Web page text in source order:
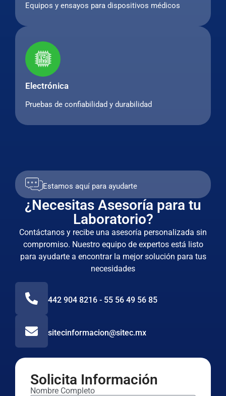
Equipos y ensayos para dispositivos médicos
Electrónica
Pruebas de confiabilidad y durabilidad
Estamos aquí para ayudarte
¿Necesitas Asesoría para tu
Laboratorio?
Contáctanos y recibe una asesoría personalizada sin
compromiso. Nuestro equipo de expertos está listo
para ayudarte a encontrar la mejor solución para tus
necesidades
442 904 8216 - 55 56 49 56 85
sitecinformacion@sitec.mx
Solicita Información
Nombre Completo